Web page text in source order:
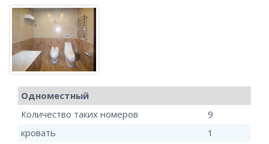
Одноместный
Количество таких номеров
9
кровать
1